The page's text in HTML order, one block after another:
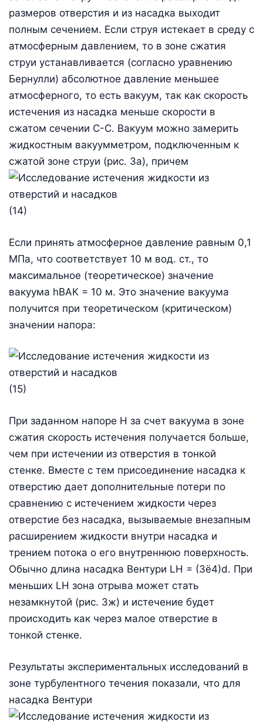
размеров отверстия и из насадка выходит
полным сечением. Если струя истекает в среду с
атмосферным давлением, то в зоне сжатия
струи устанавливается (согласно уравнению
Бернулли) абсолютное давление меньшее
атмосферного, то есть вакуум, так как скорость
истечения из насадка меньше скорости в
сжатом сечении С-С. Вакуум можно замерить
жидкостным вакуумметром, подключенным к
сжатой зоне струи (рис. 3а), причем
(14)
Если принять атмосферное давление равным 0,1
МПа, что соответствует 10 м вод. ст., то
максимальное (теоретическое) значение
вакуума hВАК = 10 м. Это значение вакуума
получится при теоретическом (критическом)
значении напора:
(15)
При заданном напоре Н за счет вакуума в зоне
сжатия скорость истечения получается больше,
чем при истечении из отверстия в тонкой
стенке. Вместе с тем присоединение насадка к
отверстию дает дополнительные потери по
сравнению с истечением жидкости через
отверстие без насадка, вызываемые внезапным
расширением жидкости внутри насадка и
трением потока о его внутреннюю поверхность.
Обычно длина насадка Вентури LН = (3ё4)d. При
меньших LН зона отрыва может стать
незамкнутой (рис. 3ж) и истечение будет
происходить как через малое отверстие в
тонкой стенке.
Результаты экспериментальных исследований в
зоне турбулентного течения показали, что для
насадка Вентури